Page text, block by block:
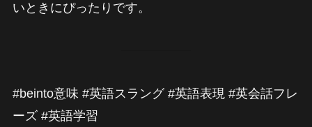
いときにぴったりです。
#beinto意味 #英語スラング #英語表現 #英会話フレ
ーズ #英語学習